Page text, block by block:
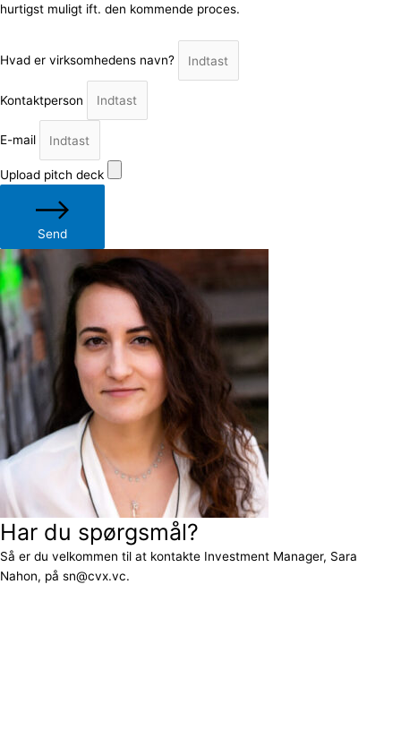
hurtigst muligt ift. den kommende proces.
Hvad er virksomhedens navn?
Kontaktperson
E-mail
Upload pitch deck
Send
Har du spørgsmål?
Så er du velkommen til at kontakte Investment Manager, Sara
Nahon, på sn@cvx.vc.